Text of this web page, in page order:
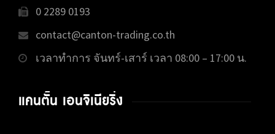
0 2289 0193
contact@canton-trading.co.th
เวลาทำการ จันทร์-เสาร์ เวลา 08:00 – 17:00 น.
แคนตั้น เอนจิเนียริ่ง